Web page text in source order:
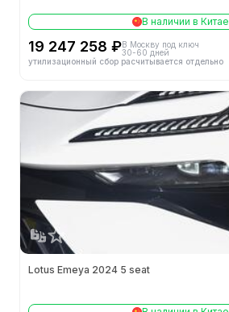
В наличии в Китае
19 247 258 ₽В Москву под ключ
30-60 дней
утилизационный сбор расчитывается отдельно
Lotus Emeya 2024 5 seat